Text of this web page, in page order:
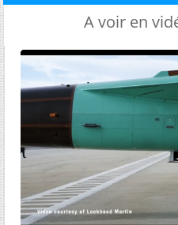
A voir en